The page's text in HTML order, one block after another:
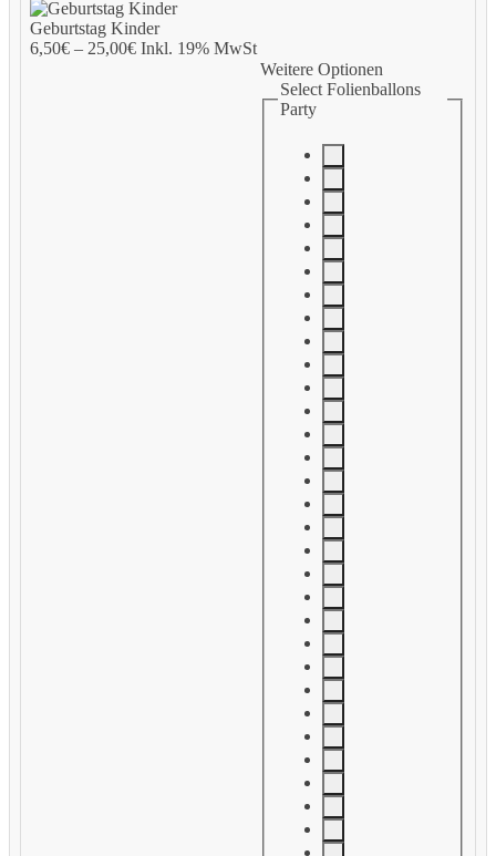
Geburtstag Kinder
6,50€– 25,00€Inkl. 19% MwSt
Weitere Optionen
Select Folienballons
Party